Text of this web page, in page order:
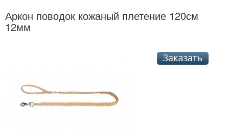
Аркон поводок кожаный плетение 120см
12мм